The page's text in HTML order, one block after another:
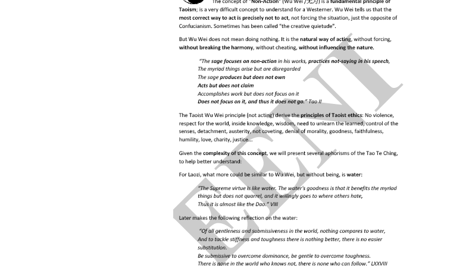
Tiongkok-Singapura
Uni Eropa-Tiongkok
Komunitas Andes-Tiongkok
Tiongkok-Peru
Tiongkok-Kosta Rika
Asia-Pasifik Perjanjian Dagang (APTA)
Tiongkok-Chili
Hubungan Ekonomi Internasional dari Tiongkok
Forum Afrika-Cina
Asia-Pasifik Persetujuan Perdagangan (APEC)
Organisasi Kerja Sama Shanghai (SCO)